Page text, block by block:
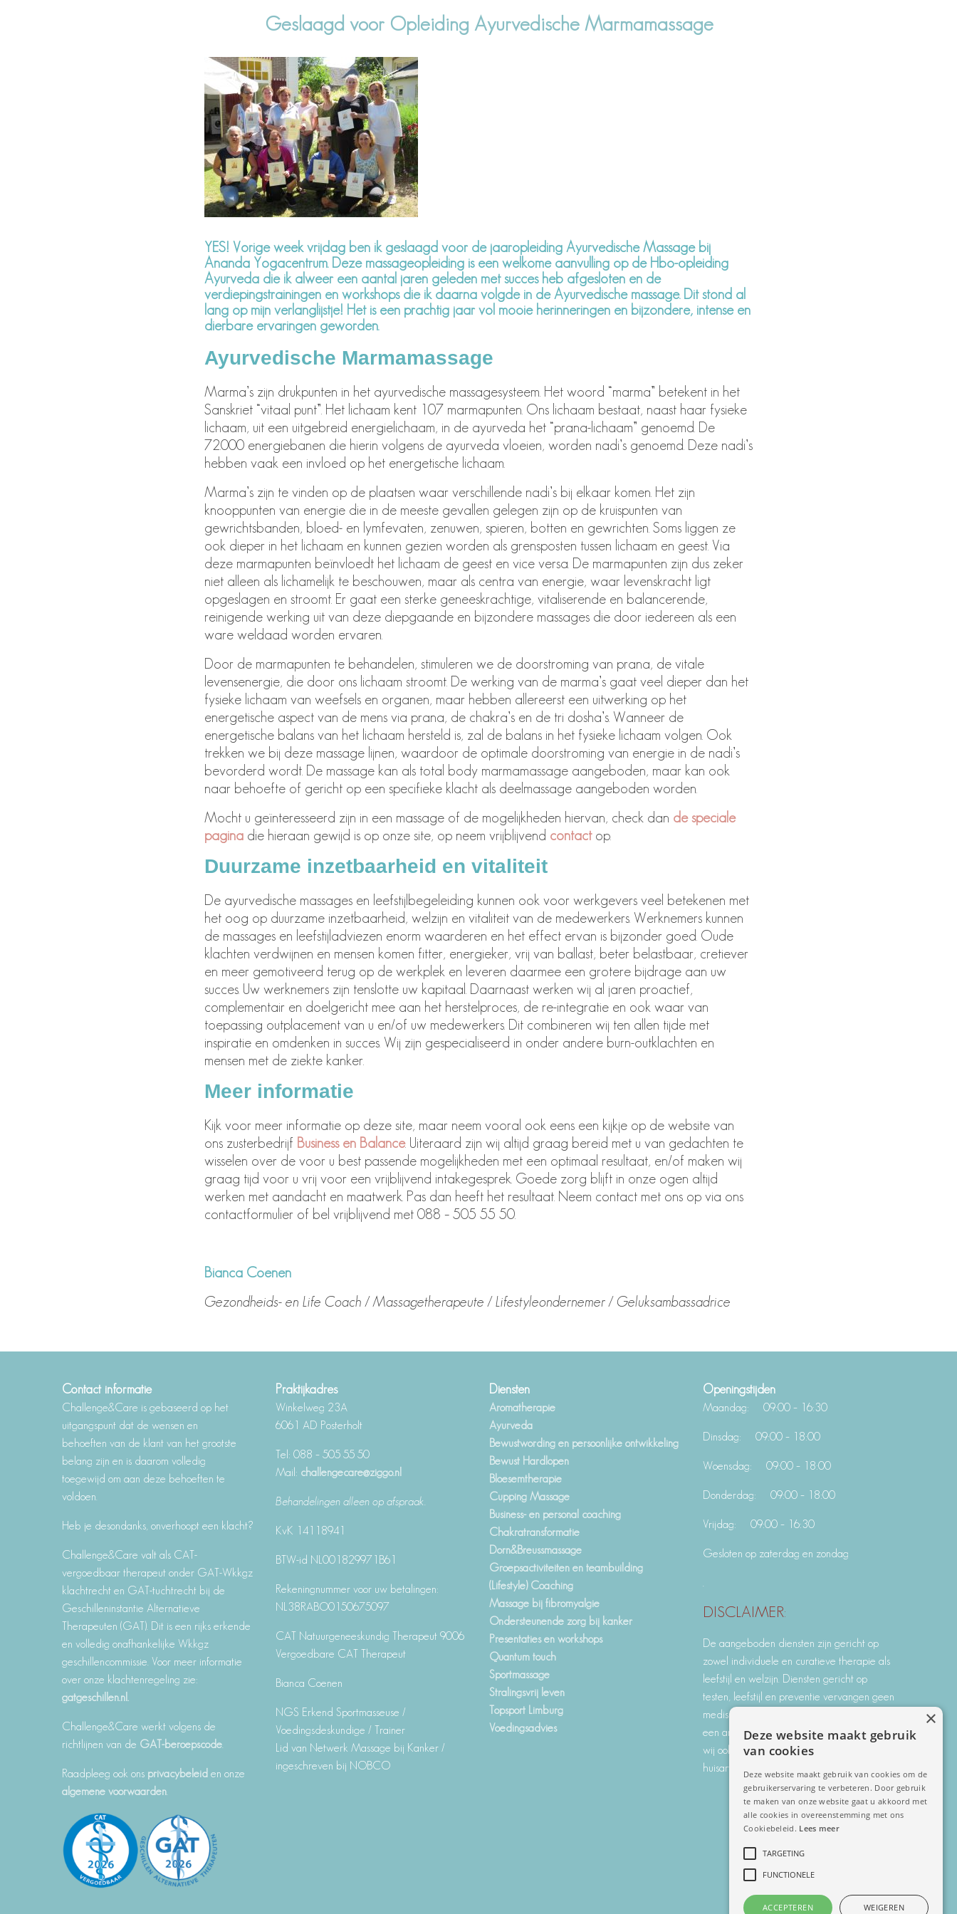
Geslaagd voor Opleiding Ayurvedische Marmamassage
YES! Vorige week vrijdag ben ik geslaagd voor de jaaropleiding Ayurvedische Massage bij
Ananda Yogacentrum. Deze massageopleiding is een welkome aanvulling op de Hbo-opleiding
Ayurveda die ik alweer een aantal jaren geleden met succes heb afgesloten en de
verdiepingstrainingen en workshops die ik daarna volgde in de Ayurvedische massage. Dit stond al
lang op mijn verlanglijstje! Het is een prachtig jaar vol mooie herinneringen en bijzondere, intense en
dierbare ervaringen geworden.
Ayurvedische Marmamassage
Marma’s zijn drukpunten in het ayurvedische massagesysteem. Het woord “marma” betekent in het
Sanskriet “vitaal punt”. Het lichaam kent 107 marmapunten. Ons lichaam bestaat, naast haar fysieke
lichaam, uit een uitgebreid energielichaam, in de ayurveda het “prana-lichaam” genoemd. De
72.000 energiebanen die hierin volgens de ayurveda vloeien, worden nadi’s genoemd. Deze nadi’s
hebben vaak een invloed op het energetische lichaam.
Marma’s zijn te vinden op de plaatsen waar verschillende nadi’s bij elkaar komen. Het zijn
knooppunten van energie die in de meeste gevallen gelegen zijn op de kruispunten van
gewrichtsbanden, bloed- en lymfevaten, zenuwen, spieren, botten en gewrichten. Soms liggen ze
ook dieper in het lichaam en kunnen gezien worden als grensposten tussen lichaam en geest. Via
deze marmapunten beïnvloedt het lichaam de geest en vice versa. De marmapunten zijn dus zeker
niet alleen als lichamelijk te beschouwen, maar als centra van energie, waar levenskracht ligt
opgeslagen en stroomt. Er gaat een sterke geneeskrachtige, vitaliserende en balancerende,
reinigende werking uit van deze diepgaande en bijzondere massages die door iedereen als een
ware weldaad worden ervaren.
Door de marmapunten te behandelen, stimuleren we de doorstroming van prana, de vitale
levensenergie, die door ons lichaam stroomt. De werking van de marma’s gaat veel dieper dan het
fysieke lichaam van weefsels en organen, maar hebben allereerst een uitwerking op het
energetische aspect van de mens via prana, de chakra’s en de tri dosha’s. Wanneer de
energetische balans van het lichaam hersteld is, zal de balans in het fysieke lichaam volgen. Ook
trekken we bij deze massage lijnen, waardoor de optimale doorstroming van energie in de nadi’s
bevorderd wordt. De massage kan als total body marmamassage aangeboden, maar kan ook
naar behoefte of gericht op een specifieke klacht als deelmassage aangeboden worden.
Mocht u geïnteresseerd zijn in een massage of de mogelijkheden hiervan, check dan de speciale
pagina die hieraan gewijd is op onze site, op neem vrijblijvend contactop.
Duurzame inzetbaarheid en vitaliteit
De ayurvedische massages en leefstijlbegeleiding kunnen ook voor werkgevers veel betekenen met
het oog op duurzame inzetbaarheid, welzijn en vitaliteit van de medewerkers. Werknemers kunnen
de massages en leefstijladviezen enorm waarderen en het effect ervan is bijzonder goed. Oude
klachten verdwijnen en mensen komen fitter, energieker, vrij van ballast, beter belastbaar, cretiever
en meer gemotiveerd terug op de werkplek en leveren daarmee een grotere bijdrage aan uw
succes. Uw werknemers zijn tenslotte uw kapitaal. Daarnaast werken wij al jaren proactief,
complementair en doelgericht mee aan het herstelproces, de re-integratie en ook waar van
toepassing outplacement van u en/of uw medewerkers. Dit combineren wij ten allen tijde met
inspiratie en omdenken in succes. Wij zijn gespecialiseerd in onder andere burn-outklachten en
mensen met de ziekte kanker.
Meer informatie
Kijk voor meer informatie op deze site, maar neem vooral ook eens een kijkje op de website van
ons zusterbedrijf Business en Balance. Uiteraard zijn wij altijd graag bereid met u van gedachten te
wisselen over de voor u best passende mogelijkheden met een optimaal resultaat, en/of maken wij
graag tijd voor u vrij voor een vrijblijvend intakegesprek. Goede zorg blijft in onze ogen altijd
werken met aandacht en maatwerk. Pas dan heeft het resultaat. Neem contact met ons op via ons
contactformulier of bel vrijblijvend met 088 – 505 55 50.
Bianca Coenen
Gezondheids- en Life Coach / Massagetherapeute / Lifestyleondernemer / Geluksambassadrice
Contact informatie
Challenge&Care is gebaseerd op het
uitgangspunt dat de wensen en
behoeften van de klant van het grootste
belang zijn en is daarom volledig
toegewijd om aan deze behoeften te
voldoen.
Heb je desondanks, onverhoopt een klacht?
Challenge&Care valt als CAT-
vergoedbaar therapeut onder GAT-Wkkgz
klachtrecht en GAT-tuchtrecht bij de
Geschilleninstantie Alternatieve
Therapeuten (GAT). Dit is een rijks erkende
en volledig onafhankelijke Wkkgz
geschillencommissie. Voor meer informatie
over onze klachtenregeling zie:
gatgeschillen.nl.
Challenge&Care werkt volgens de
richtlijnen van de GAT-beroepscode
Raadpleeg ook ons privacybeleid en onze
algemene voorwaarden
Praktijkadres
Winkelweg 23A
6061 AD Posterholt
Tel: 088 – 505 55 50
Mail: challengecare@ziggo.nl
Behandelingen alleen op afspraak.
KvK 14118941
BTW-id NL001829971B61
Rekeningnummer voor uw betalingen:
NL38RABO0150675097
CAT Natuurgeneeskundig Therapeut 9006
Vergoedbare CAT Therapeut
Bianca Coenen
NGS Erkend Sportmasseuse /
Voedingsdeskundige / Trainer
Lid van Netwerk Massage bij Kanker /
ingeschreven bij NOBCO
Diensten
Aromatherapie
Ayurveda
Bewustwording en persoonlijke ontwikkeling
Bewust Hardlopen
Bloesemtherapie
Cupping Massage
Business- en personal coaching
Chakratransformatie
Dorn&Breussmassage
Groepsactiviteiten en teambuilding
(Lifestyle) Coaching
Massage bij fibromyalgie
Ondersteunende zorg bij kanker
Presentaties en workshops
Quantum touch
Sportmassage
Stralingsvrij leven
Topsport Limburg
Voedingsadvies
Openingstijden
Maandag: 09:00 – 16:30
Dinsdag: 09:00 – 18:00
Woensdag: 09:00 – 18:00
Donderdag: 09:00 – 18:00
Vrijdag: 09:00 – 16:30
Gesloten op zaterdag en zondag
DISCLAIMER:
De aangeboden diensten zijn gericht op
zowel individuele en curatieve therapie als
leefstijl en welzijn. Diensten gericht op
testen, leefstijl en preventie vervangen geen
medische diagnose of behandeling door
een arts. Bij gezondheidsklachten adviseren
wij ook altijd contact op te nemen met uw
huisarts.
Deze website maakt gebruik
van cookies
Deze website maakt gebruik van cookies om de
gebruikerservaring te verbeteren. Door gebruik
te maken van onze website gaat u akkoord met
alle cookies in overeenstemming met ons
Cookiebeleid. Lees meer
TARGETING
FUNCTIONELE
ACCEPTEREN WEIGEREN
×